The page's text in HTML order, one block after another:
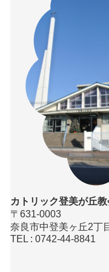
カトリック登美が丘教
〒631-0003
奈良市中登美ヶ丘2丁
TEL : 0742-44-8841